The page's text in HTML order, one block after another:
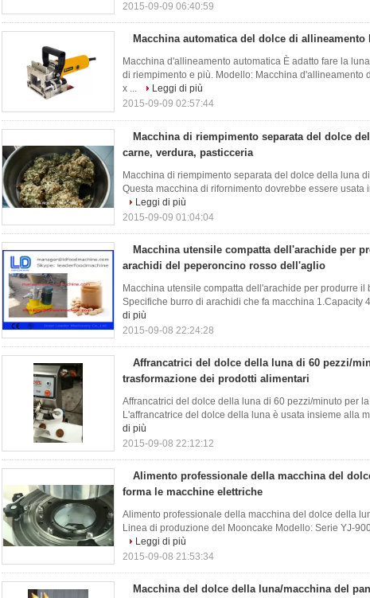
2015-09-09 06:40:59
Macchina automatica del dolce di allineamento
Macchina d'allineamento automatica È adatto fare la
di riempimento e più. Modello: Macchina
x ...
Leggi di più
2015-09-09 02:57:44
Macchina di riempimento separata del dolce
carne, verdura, pasticceria
Macchina di riempimento separata del dolce della luna
Questa macchina di rifornimento dovrebbe essere
Leggi di più
2015-09-09 01:04:04
Macchina utensile compatta dell'arachide per
arachidi del peperoncino rosso dell'aglio
Macchina utensile compatta dell'arachide per produrre
Specifiche burro di arachidi che fa macchina 1.Capacity
di più
2015-09-08 22:24:28
Affrancatrici del dolce della luna di 60 pezzi/
trasformazione dei prodotti alimentari
Affrancatrici del dolce della luna di 60 pezzi/minuto per
L'affrancatrice del dolce della luna è usata insieme alla
di più
2015-09-08 22:12:12
Alimento professionale della macchina del
forma le macchine elettriche
Alimento professionale della macchina del dolce della
Linea di produzione del Mooncake Modello: Serie YJ-
Leggi di più
2015-09-08 21:53:34
Macchina del dolce della luna/macchina del